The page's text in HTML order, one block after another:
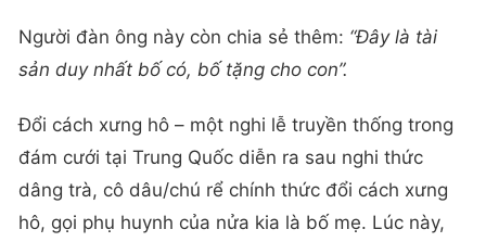
Người đàn ông này còn chia sẻ thêm: “Đây là tài
sản duy nhất bố có, bố tặng cho con”.
Đổi cách xưng hô – một nghi lễ truyền thống trong
đám cưới tại Trung Quốc diễn ra sau nghi thức
dâng trà, cô dâu/chú rể chính thức đổi cách xưng
hô, gọi phụ huynh của nửa kia là bố mẹ. Lúc này,